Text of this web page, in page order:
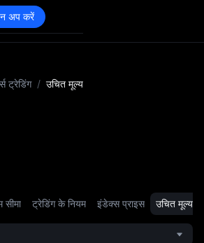
अप करें
ट्रेडिंग / उचित मूल्य
सीमा ट्रेडिंग के नियम इंडेक्स प्राइस उचित मूल्य